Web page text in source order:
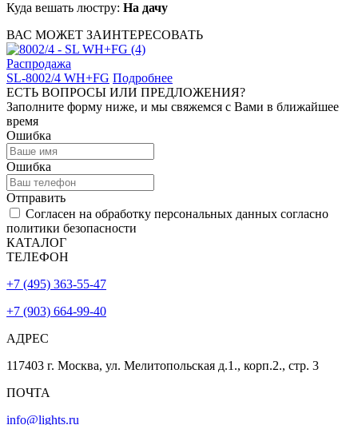
Куда вешать люстру: На дачу
ВАС МОЖЕТ ЗАИНТЕРЕСОВАТЬ
Распродажа
SL-8002/4 WH+FG Подробнее
ЕСТЬ ВОПРОСЫ ИЛИ ПРЕДЛОЖЕНИЯ?
Заполните форму ниже, и мы свяжемся с Вами в ближайшее
время
Ошибка
Ошибка
Отправить
Согласен на обработку персональных данных согласно
политики безопасности
КАТАЛОГ
ТЕЛЕФОН
+7 (495) 363-55-47
+7 (903) 664-99-40
АДРЕС
117403 г. Москва, ул. Мелитопольская д.1., корп.2., стр. 3
ПОЧТА
info@lights.ru